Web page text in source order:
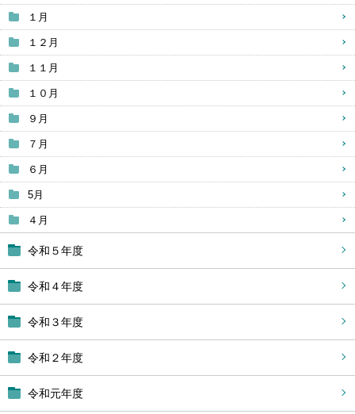
１月
１２月
１１月
１０月
９月
７月
６月
5月
４月
令和５年度
令和４年度
令和３年度
令和２年度
令和元年度